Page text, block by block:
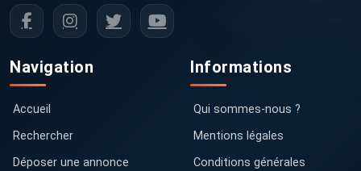
Navigation
Accueil
Rechercher
Déposer une annonce
Informations
Qui sommes-nous ?
Mentions légales
Conditions générales